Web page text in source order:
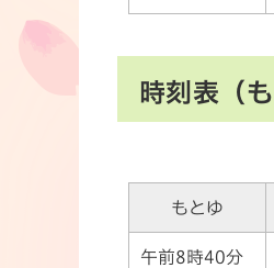
時刻表（
もとゆ
午前8時40分